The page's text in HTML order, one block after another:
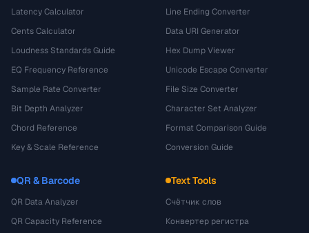
Latency Calculator
Cents Calculator
Loudness Standards Guide
EQ Frequency Reference
Sample Rate Converter
Bit Depth Analyzer
Chord Reference
Key & Scale Reference
Line Ending Converter
Data URI Generator
Hex Dump Viewer
Unicode Escape Converter
File Size Converter
Character Set Analyzer
Format Comparison Guide
Conversion Guide
QR & Barcode
QR Data Analyzer
QR Capacity Reference
Text Tools
Счётчик слов
Конвертер регистра